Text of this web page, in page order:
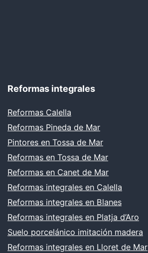
Reformas integrales
Reformas Calella
Reformas Pineda de Mar
Pintores en Tossa de Mar
Reformas en Tossa de Mar
Reformas en Canet de Mar
Reformas integrales en Calella
Reformas integrales en Blanes
Reformas integrales en Platja d’Aro
Suelo porcelánico imitación madera
Reformas integrales en Lloret de Mar